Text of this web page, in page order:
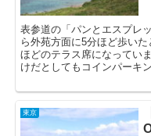
表参道の「パンとエスプレ
ら外苑方面に5分ほど歩い
ほどのテラス席になってい
けだとしてもコインパーキ
東京